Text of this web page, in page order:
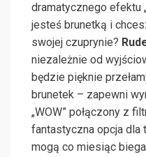
dramatycznego efektu
jesteś brunetką i
swojej czuprynie?
niezależnie od
będzie pięknie
brunetek – zapewni
„WOW” połączony z
fantastyczna opcja dla
mogą co miesiąc